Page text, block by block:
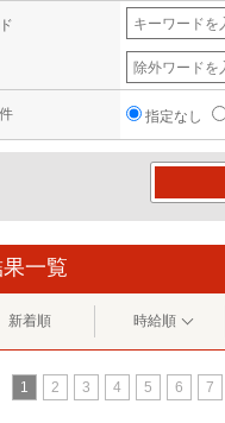
指定なし
一覧
新着順 時給順
1 2 3 4 5 6 7